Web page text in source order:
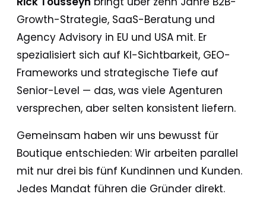
Growth-Strategie, SaaS-Beratung und
Agency Advisory in EU und USA mit. Er
spezialisiert sich auf KI-Sichtbarkeit, GEO-
Frameworks und strategische Tiefe auf
Senior-Level — das, was viele Agenturen
versprechen, aber selten konsistent liefern.
Gemeinsam haben wir uns bewusst für
Boutique entschieden: Wir arbeiten parallel
mit nur drei bis fünf Kundinnen und Kunden.
Jedes Mandat führen die Gründer direkt.